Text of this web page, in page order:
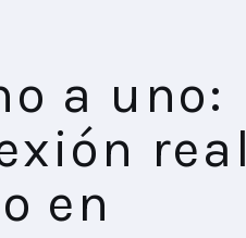
a uno:
real
en